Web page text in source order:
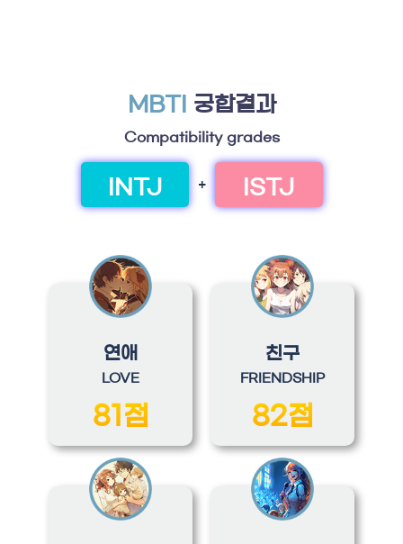
MBTI 궁합결과
Compatibility grades
INTJ + ISTJ
연애
LOVE
81점
친구
FRIENDSHIP
82점